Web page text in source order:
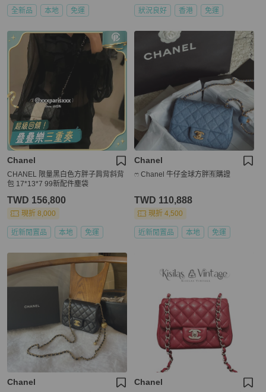
全新品 本地 免運 狀況良好 香港 免運
Chanel
CHANEL 限量黑白色方胖子肩背斜背
包 17*13*7 99新配件塵袋
TWD 156,800
現折 8,000
近新閒置品 本地 免運
Chanel
ෆ Chanel 牛仔金球方胖🈶購證
TWD 110,888
現折 4,500
近新閒置品 本地 免運
Chanel Chanel